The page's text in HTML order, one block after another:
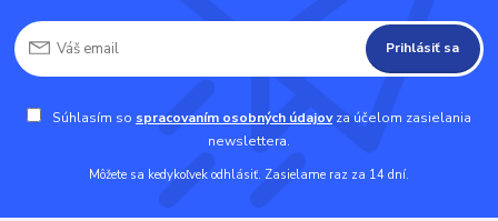
Prihlásiť sa
Súhlasím so spracovaním osobných údajovza účelom zasielania
newslettera.
Môžete sa kedykoľvek odhlásiť. Zasielame raz za 14 dní.